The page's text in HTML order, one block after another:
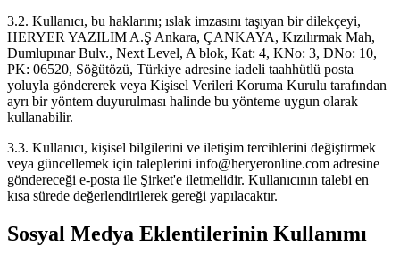
3.2. Kullanıcı, bu haklarını; ıslak imzasını taşıyan bir dilekçeyi,
HERYER YAZILIM A.Ş Ankara, ÇANKAYA, Kızılırmak Mah,
Dumlupınar Bulv., Next Level, A blok, Kat: 4, KNo: 3, DNo: 10,
PK: 06520, Söğütözü, Türkiye adresine iadeli taahhütlü posta
yoluyla göndererek veya Kişisel Verileri Koruma Kurulu tarafından
ayrı bir yöntem duyurulması halinde bu yönteme uygun olarak
kullanabilir.
3.3. Kullanıcı, kişisel bilgilerini ve iletişim tercihlerini değiştirmek
veya güncellemek için taleplerini info@heryeronline.com adresine
göndereceği e-posta ile Şirket'e iletmelidir. Kullanıcının talebi en
kısa sürede değerlendirilerek gereği yapılacaktır.
Sosyal Medya Eklentilerinin Kullanımı